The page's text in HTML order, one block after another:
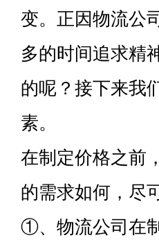
变。正因物流公
多的时间追求精
的呢？接下来我
素。
在制定价格之前
的需求如何，尽
①、物流公司在